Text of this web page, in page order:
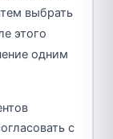
выбрать
этого
одним
с